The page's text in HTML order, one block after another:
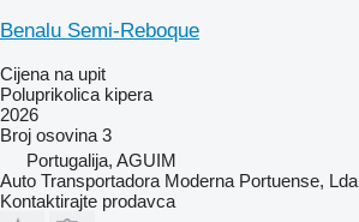
Benalu Semi-Reboque
Cijena na upit
Poluprikolica kipera
2026
Broj osovina 3
Portugalija, AGUIM
Auto Transportadora Moderna Portuense, Lda
Kontaktirajte prodavca